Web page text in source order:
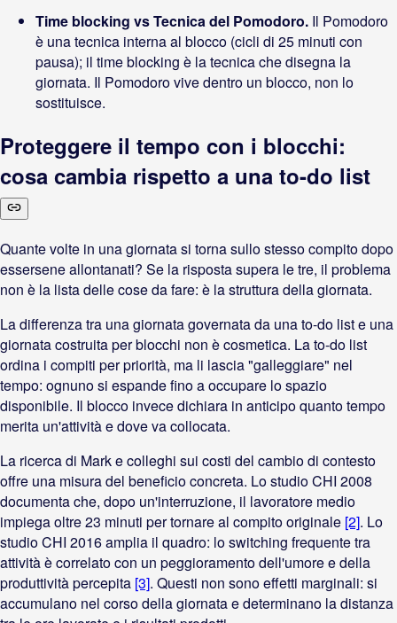
Time blocking vs Tecnica del Pomodoro. Il Pomodoro
è una tecnica interna al blocco (cicli di 25 minuti con
pausa); il time blocking è la tecnica che disegna la
giornata. Il Pomodoro vive dentro un blocco, non lo
sostituisce.
Proteggere il tempo con i blocchi:
cosa cambia rispetto a una to-do list
Quante volte in una giornata si torna sullo stesso compito dopo
essersene allontanati? Se la risposta supera le tre, il problema
non è la lista delle cose da fare: è la struttura della giornata.
La differenza tra una giornata governata da una to-do list e una
giornata costruita per blocchi non è cosmetica. La to-do list
ordina i compiti per priorità, ma li lascia "galleggiare" nel
tempo: ognuno si espande fino a occupare lo spazio
disponibile. Il blocco invece dichiara in anticipo quanto tempo
merita un'attività e dove va collocata.
La ricerca di Mark e colleghi sui costi del cambio di contesto
offre una misura del beneficio concreta. Lo studio CHI 2008
documenta che, dopo un'interruzione, il lavoratore medio
impiega oltre 23 minuti per tornare al compito originale [2]. Lo
studio CHI 2016 amplia il quadro: lo switching frequente tra
attività è correlato con un peggioramento dell'umore e della
produttività percepita [3]. Questi non sono effetti marginali: si
accumulano nel corso della giornata e determinano la distanza